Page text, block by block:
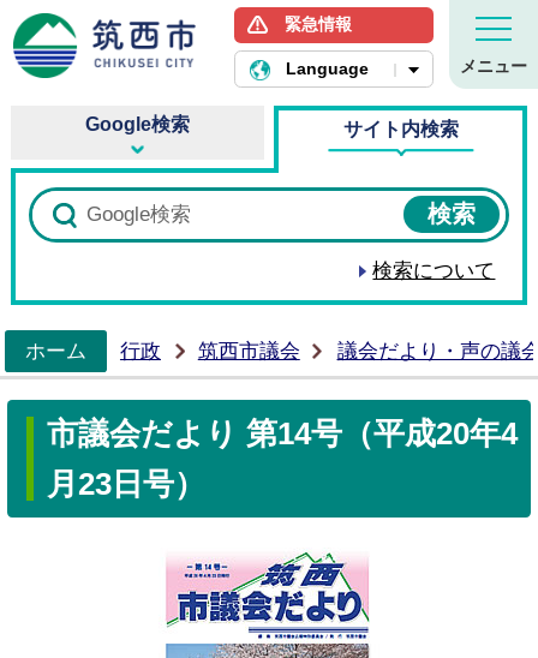
筑西市ホームページ
緊急情報
Language メニュー
Google検索 サイト内検索
検索について
ホーム
行政 筑西市議会 議会だより・声の議
市議会だより 第14号（平成20年4
月23日号）